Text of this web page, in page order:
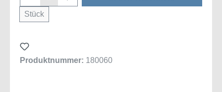
Stück
Produktnummer: 180060